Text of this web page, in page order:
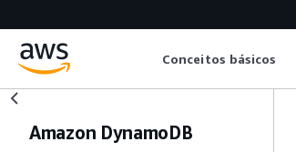
Conceitos básicos
Amazon DynamoDB